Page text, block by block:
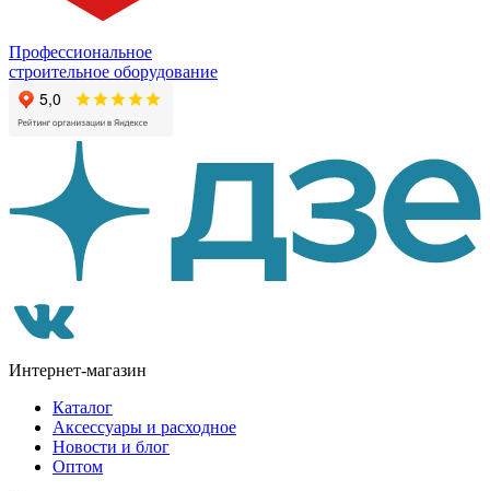
Профессиональное
строительное оборудование
Интернет-магазин
Каталог
Аксессуары и расходное
Новости и блог
Оптом